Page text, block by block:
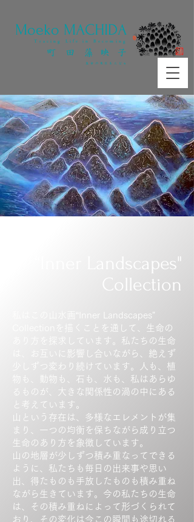
​Moeko MACHIDA
町 田 藻 映 子
Tracing Life in Becoming
​生命の変容をたどる
“Inner Landscapes"
Collection
私はこの山水画“Inner Landscapes"
Collectionを描くことを通して、生命の
あり方を探求しています。私たちの生命
は、お互いに影響し合いながら、絶えず
少しずつ変わり続けています。人も、植
物も、動物も、石も、水も、私はあらゆ
るものが、大きな関係性の渦の中にある
と考えています。
山という存在は、多様なエレメントが集
まり、一つの均衡を保ちながら成り立つ
生命のあり方を象徴しています。
山の地層が少しずつ積み重なってできる
ように、私たちも毎日の出来事や思い
出、得たものも手放したものも積み重ね
ながら生きています。今の私たちの生命
は、その積み重ねによって形づくられて
おり、その変化は今この瞬間も途切れる